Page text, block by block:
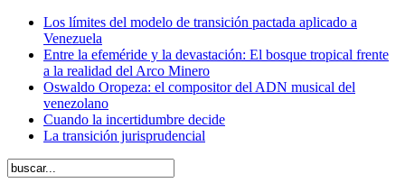
Los límites del modelo de transición pactada aplicado a
Venezuela
Entre la efeméride y la devastación: El bosque tropical frente
a la realidad del Arco Minero
Oswaldo Oropeza: el compositor del ADN musical del
venezolano
Cuando la incertidumbre decide
La transición jurisprudencial